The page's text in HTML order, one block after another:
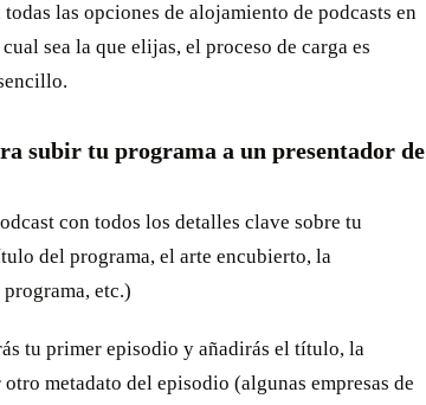
las opciones de alojamiento de podcasts en
sea la que elijas, el proceso de carga es
subir tu programa a un presentador de
con todos los detalles clave sobre tu
del programa, el arte encubierto, la
etc.)
tu primer episodio y añadirás el título, la
metadato del episodio (algunas empresas de